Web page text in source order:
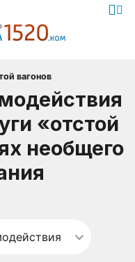
вагонов
«отстой
необщего